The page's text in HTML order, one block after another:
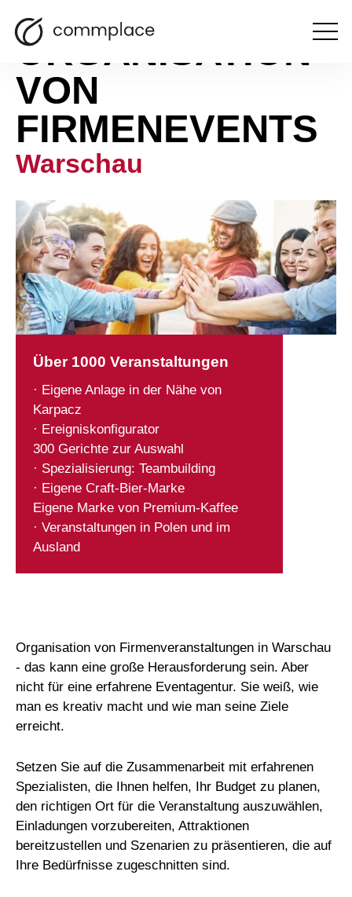
ORGANISATION
VON
FIRMENEVENTS
Warschau
Über 1000 Veranstaltungen
· Eigene Anlage in der Nähe von
Karpacz
· Ereigniskonfigurator
300 Gerichte zur Auswahl
· Spezialisierung: Teambuilding
· Eigene Craft-Bier-Marke
Eigene Marke von Premium-Kaffee
· Veranstaltungen in Polen und im
Ausland
Organisation von Firmenveranstaltungen in Warschau
- das kann eine große Herausforderung sein. Aber
nicht für eine erfahrene Eventagentur. Sie weiß, wie
man es kreativ macht und wie man seine Ziele
erreicht.
Setzen Sie auf die Zusammenarbeit mit erfahrenen
Spezialisten, die Ihnen helfen, Ihr Budget zu planen,
den richtigen Ort für die Veranstaltung auszuwählen,
Einladungen vorzubereiten, Attraktionen
bereitzustellen und Szenarien zu präsentieren, die auf
Ihre Bedürfnisse zugeschnitten sind.